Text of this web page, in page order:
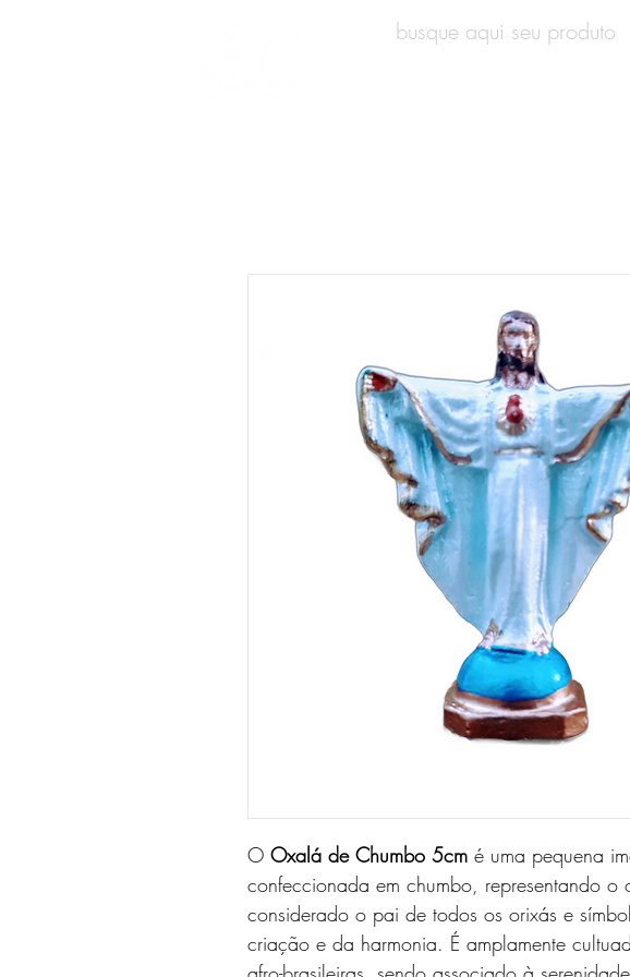
O Oxalá de Chumbo 5cm é uma pequena
confeccionada em chumbo, representando o
considerado o pai de todos os orixás e
criação e da harmonia. É amplamente